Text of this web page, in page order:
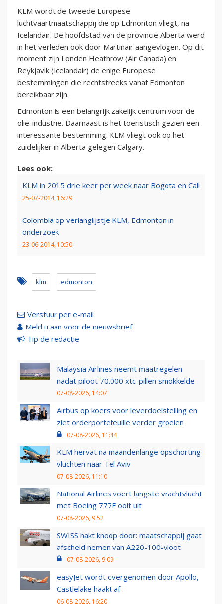
KLM wordt de tweede Europese
luchtvaartmaatschappij die op Edmonton vliegt, na
Icelandair. De hoofdstad van de provincie Alberta werd
in het verleden ook door Martinair aangevlogen. Op dit
moment zijn Londen Heathrow (Air Canada) en
Reykjavik (Icelandair) de enige Europese
bestemmingen die rechtstreeks vanaf Edmonton
bereikbaar zijn.
Edmonton is een belangrijk zakelijk centrum voor de
olie-industrie. Daarnaast is het toeristisch gezien een
interessante bestemming. KLM vliegt ook op het
zuidelijker in Alberta gelegen Calgary.
Lees ook:
KLM in 2015 drie keer per week naar Bogota en Cali
25-07-2014, 16:29
Colombia op verlanglijstje KLM, Edmonton in
onderzoek
23-06-2014, 10:50
klm edmonton
Verstuur per e-mail
Meld u aan voor de nieuwsbrief
Tip de redactie
Malaysia Airlines neemt maatregelen
nadat piloot 70.000 xtc-pillen smokkelde
07-08-2026, 14:07
Airbus op koers voor leverdoelstelling en
ziet orderportefeuille verder groeien
07-08-2026, 11:44
KLM hervat na maandenlange opschorting
vluchten naar Tel Aviv
07-08-2026, 11:10
National Airlines voert langste vrachtvlucht
met Boeing 777F ooit uit
07-08-2026, 9:52
SWISS hakt knoop door: maatschappij gaat
afscheid nemen van A220-100-vloot
07-08-2026, 9:09
easyJet wordt overgenomen door Apollo,
Castlelake haakt af
06-08-2026, 16:20